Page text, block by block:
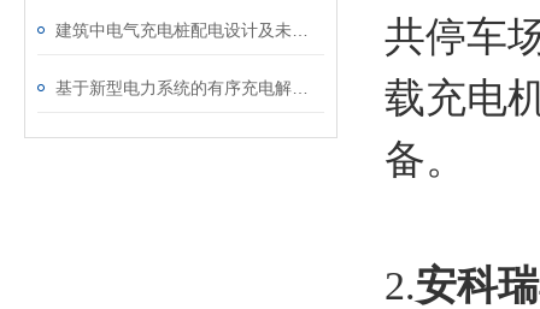
共停车
载充电
备。
2.安科